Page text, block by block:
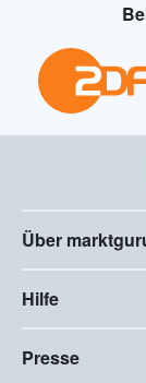
Über
Hilfe
Presse